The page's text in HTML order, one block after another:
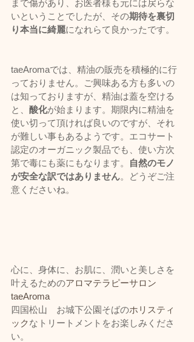
まで傷があり、お医者様も元には戻らな
いということでしたが、その期待を裏切
り本当に綺麗になれらて良かったです。
taeAromaでは、精油の販売を積極的に行
っておりません。ご興味ある方も多いの
は知っておりますが、精油は蓋を空ける
と、 酸化が始まります。期限内に精油を
使い切って頂ければ良いのですが、それ
が難しい事もあるようです。エコサート
認定のオーガニック製品でも、使い方次
第で毒にも薬にもなります。
自然のモノ
が安全な訳ではありません。どうぞご注
意くださいね。
心に、身体に、お肌に、潤いと美しさを
叶えるためのアロマテラピーサロン
taeAroma
四国松山　お城下公園そばのホリスティ
ックなトリートメントをお楽しみくださ
い。